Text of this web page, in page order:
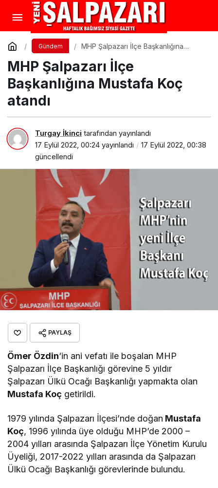
Gündem
MHP Şalpazarı İlçe Başkanlığına
MHP Şalpazarı İlçe
Başkanlığına Mustafa Koç
atandı
Turgay İkinci tarafından yayınlandı
17 Eylül 2022, 00:24 yayınlandı
17 Eylül 2022, 00:38
güncellendi
PAYLAŞ
Ömer Özdin‘in ani vefatı ile boşalan MHP
Şalpazarı İlçe Başkanlığı görevine 5 yıldır
Şalpazarı Ülkü Ocağı Başkanlığı yapmakta olan
Mustafa Koç getirildi.
1979 yılında Şalpazarı İlçesi’nde doğan Mustafa
Koç, 1996 yılında üye olduğu MHP’de 2000 –
2004 yılları arasında Şalpazarı İlçe Yönetim Kurulu
Üyeliği, 2017-2022 yılları arasında da Şalpazarı
Ülkü Ocağı Başkanlığı görevlerinde bulundu.